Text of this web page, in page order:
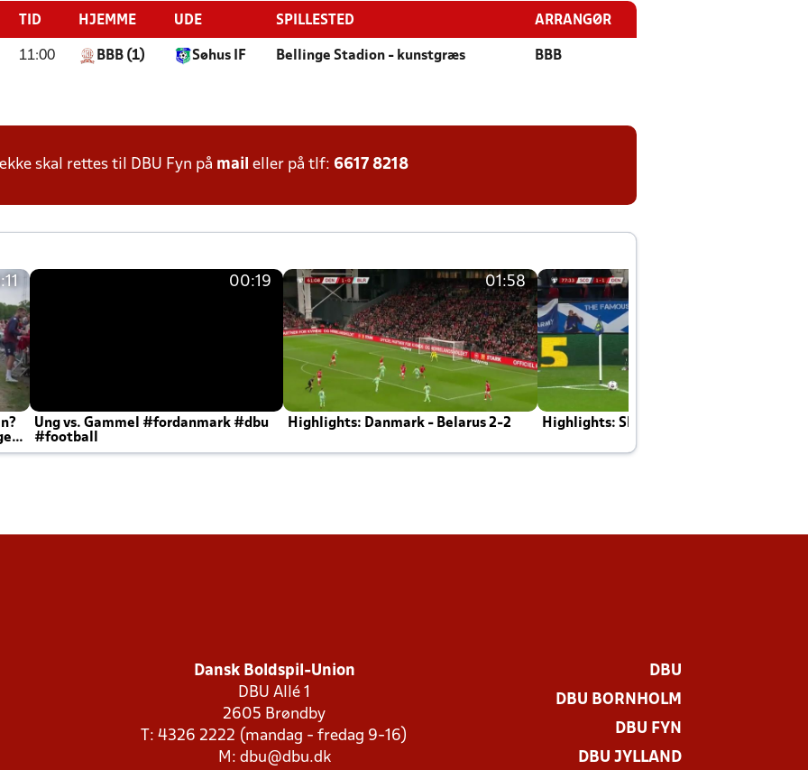
TID HJEMME UDE SPILLESTED ARRANGØR
11:00 BBB (1) Søhus IF Bellinge Stadion - kunstgræs BBB
skal rettes til DBU Fyn på mail eller på tlf: 6617 8218
00:19
Ung vs. Gammel #fordanmark #dbu
#football
01:58
Highlights: Danmark - Belarus 2-2 Highlights: Skotland - Danmark 4-2
Dansk Boldspil-Union
DBU Allé 1
2605 Brøndby
T: 4326 2222 (mandag - fredag 9-16)
M: dbu@dbu.dk
DBU
DBU BORNHOLM
DBU FYN
DBU JYLLAND